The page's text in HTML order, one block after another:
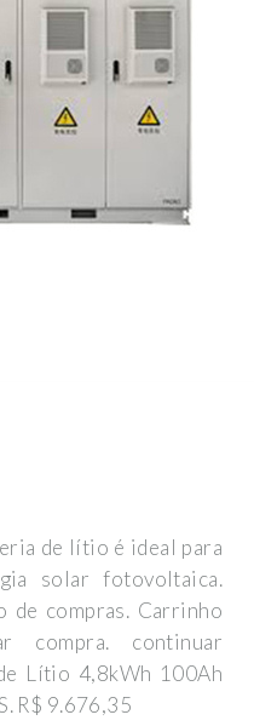
de lítio é ideal para
solar fotovoltaica.
de compras. Carrinho
compra. continuar
Lítio 4,8kWh 100Ah
R$ 9.676,35